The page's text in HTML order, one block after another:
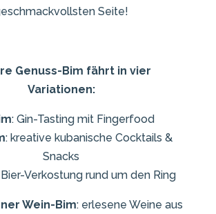
Seite!
Genuss-Bim fährt in vier
Variationen:
: Gin-Tasting mit Fingerfood
: kreative kubanische Cocktails &
Snacks
Bier-Verkostung rund um den Ring
Wein-Bim: erlesene Weine aus